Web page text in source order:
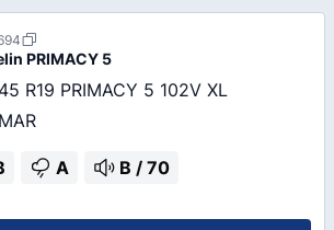
PRIMACY 5
R19 PRIMACY 5 102V XL
A B / 70